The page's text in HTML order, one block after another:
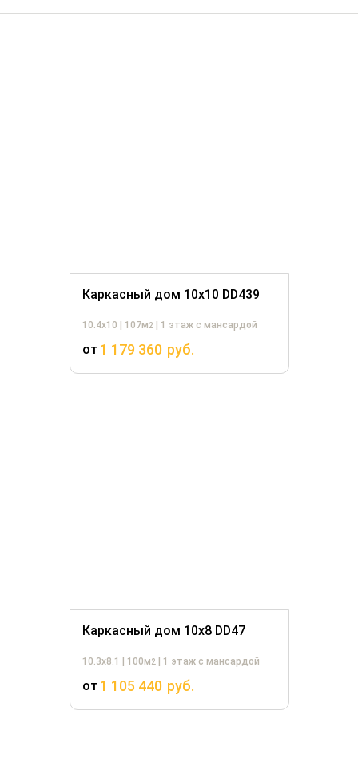
Каркасный дом 10х10 DD439
10.4х10 | 107м2| 1 этаж с мансардой
от 1 179 360 руб.
Каркасный дом 10х8 DD47
10.3х8.1 | 100м2| 1 этаж с мансардой
от 1 105 440 руб.